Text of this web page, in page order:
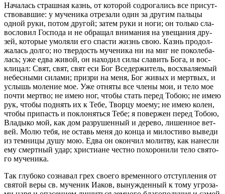
На­ча­лась страш­ная казнь, от ко­то­рой со­дро­га­лись все при­сут­
ство­вав­шие: у му­че­ни­ка от­ре­за­ли один за дру­гим паль­цы
одной руки, потом дру­гой; затем руки и ноги; он толь­ко сла­
во­сло­вил Гос­по­да и не об­ра­щал вни­ма­ния на уве­ща­ния дру­
зей, ко­то­рые умо­ля­ли его спа­сти жизнь свою. Казнь про­дол­
жа­лась долго; но твер­дость му­че­ни­ка ни на миг не по­ко­ле­ба­
лась; уже едва живой, он на­хо­дил силы сла­вить Бога, и вос­
кли­цал: Свят, свят, свят еси Бог Все­дер­жи­тель, вос­хва­ля­е­мый
небес­ны­ми си­ла­ми; при­з­ри на меня, Бог живых и мерт­вых, и
услышь мо­ле­ние мое. Уже от­ня­ты все члены мои, и тело мое
почти мерт­во; не имею ног, чтобы стать перед Тобою; не имею
рук, чтобы под­нять их к Тебе, Твор­цу моему; не имею колен,
чтобы при­пасть и по­кло­нять­ся Тебе; я по­вер­жен перед Тобою,
Вла­ды­ко мой, как дом раз­ру­шен­ный и де­ре­во, ли­шен­ное вет­
вей. Молю тебя, не оставь меня до конца и ми­ло­сти­во вы­ве­ди
из тем­ни­цы душу мою. Едва он окон­чил мо­лит­ву, как на­нес­ли
ему смерт­ный удар; хри­сти­ане чест­но по­хо­ро­ни­ли тело свя­то­
го му­че­ни­ка.
Так глу­бо­ко со­зна­вал грех сво­е­го вре­мен­но­го от­ступ­ле­ния от
свя­той веры св. му­че­ник Иаков, вы­нуж­ден­ный к тому угро­за­